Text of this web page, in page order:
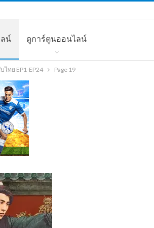
น์ ดูการ์ตูนออนไลน์
ไทย EP1-EP24 Page 19